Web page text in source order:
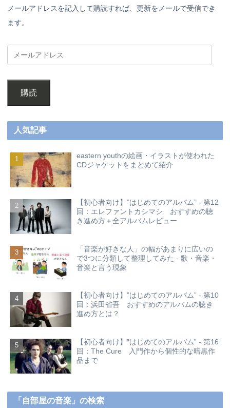
メールアドレスを記入して購読すれば、更新をメールで受信でき
ます。
購読
人気記事
eastern youthの絵画・イラストが使われた
CDジャケットをまとめて紹介
【初心者向け】”はじめてのアルバム” - 第12
回：エレファントカシマシ おすすめの聴
き進め方＋全アルバムレビュー
「音楽が好きな人」の幅があまりに広いの
で3つに分類して整理してみた - 歌・音楽・
音楽と言う現象
【初心者向け】”はじめてのアルバム” - 第10
回：浜田省吾 おすすめのアルバムの聴き
進め方とは？
【初心者向け】”はじめてのアルバム” - 第16
回：The Cure 入門作から個性的な暗黒作
品まで
「自部屋の音楽」の検索